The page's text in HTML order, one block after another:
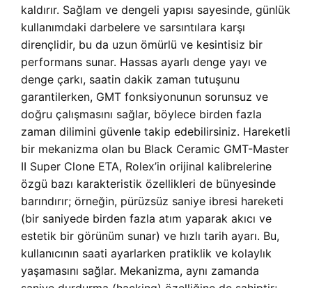
kaldırır. Sağlam ve dengeli yapısı sayesinde, günlük
kullanımdaki darbelere ve sarsıntılara karşı
dirençlidir, bu da uzun ömürlü ve kesintisiz bir
performans sunar. Hassas ayarlı denge yayı ve
denge çarkı, saatin dakik zaman tutuşunu
garantilerken, GMT fonksiyonunun sorunsuz ve
doğru çalışmasını sağlar, böylece birden fazla
zaman dilimini güvenle takip edebilirsiniz. Hareketli
bir mekanizma olan bu Black Ceramic GMT-Master
II Super Clone ETA, Rolex’in orijinal kalibrelerine
özgü bazı karakteristik özellikleri de bünyesinde
barındırır; örneğin, pürüzsüz saniye ibresi hareketi
(bir saniyede birden fazla atım yaparak akıcı ve
estetik bir görünüm sunar) ve hızlı tarih ayarı. Bu,
kullanıcının saati ayarlarken pratiklik ve kolaylık
yaşamasını sağlar. Mekanizma, aynı zamanda